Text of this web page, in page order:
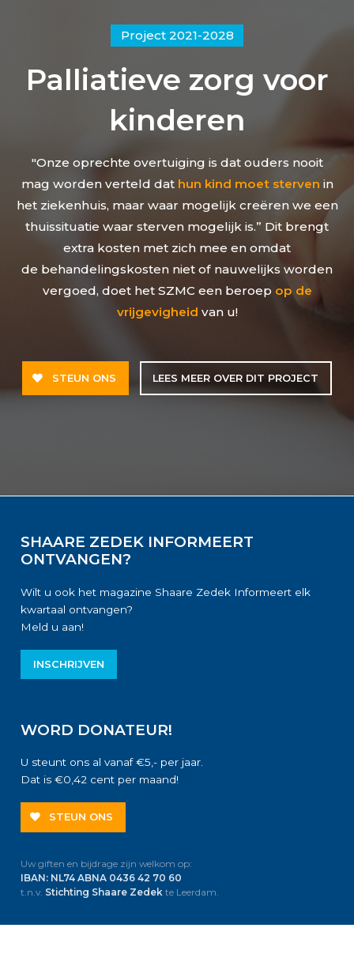
Project 2021-2028
Palliatieve zorg voor
kinderen
"Onze oprechte overtuiging is dat ouders nooit
mag worden verteld dat hun kind moet sterven in
het ziekenhuis, maar waar mogelijk creëren we een
thuissituatie waar sterven mogelijk is.” Dit brengt
extra kosten met zich mee en omdat
de behandelingskosten niet of nauwelijks worden
vergoed, doet het SZMC een beroep op de
vrijgevigheid van u!
STEUN ONS LEES MEER OVER DIT PROJECT
SHAARE ZEDEK INFORMEERT
ONTVANGEN?
Wilt u ook het magazine Shaare Zedek Informeert elk
kwartaal ontvangen?
Meld u aan!
INSCHRIJVEN
WORD DONATEUR!
U steunt ons al vanaf €5,- per jaar.
Dat is €0,42 cent per maand!
STEUN ONS
Uw giften en bijdrage zijn welkom op:
IBAN: NL74 ABNA 0436 42 70 60
t.n.v. Stichting Shaare Zedekte Leerdam.